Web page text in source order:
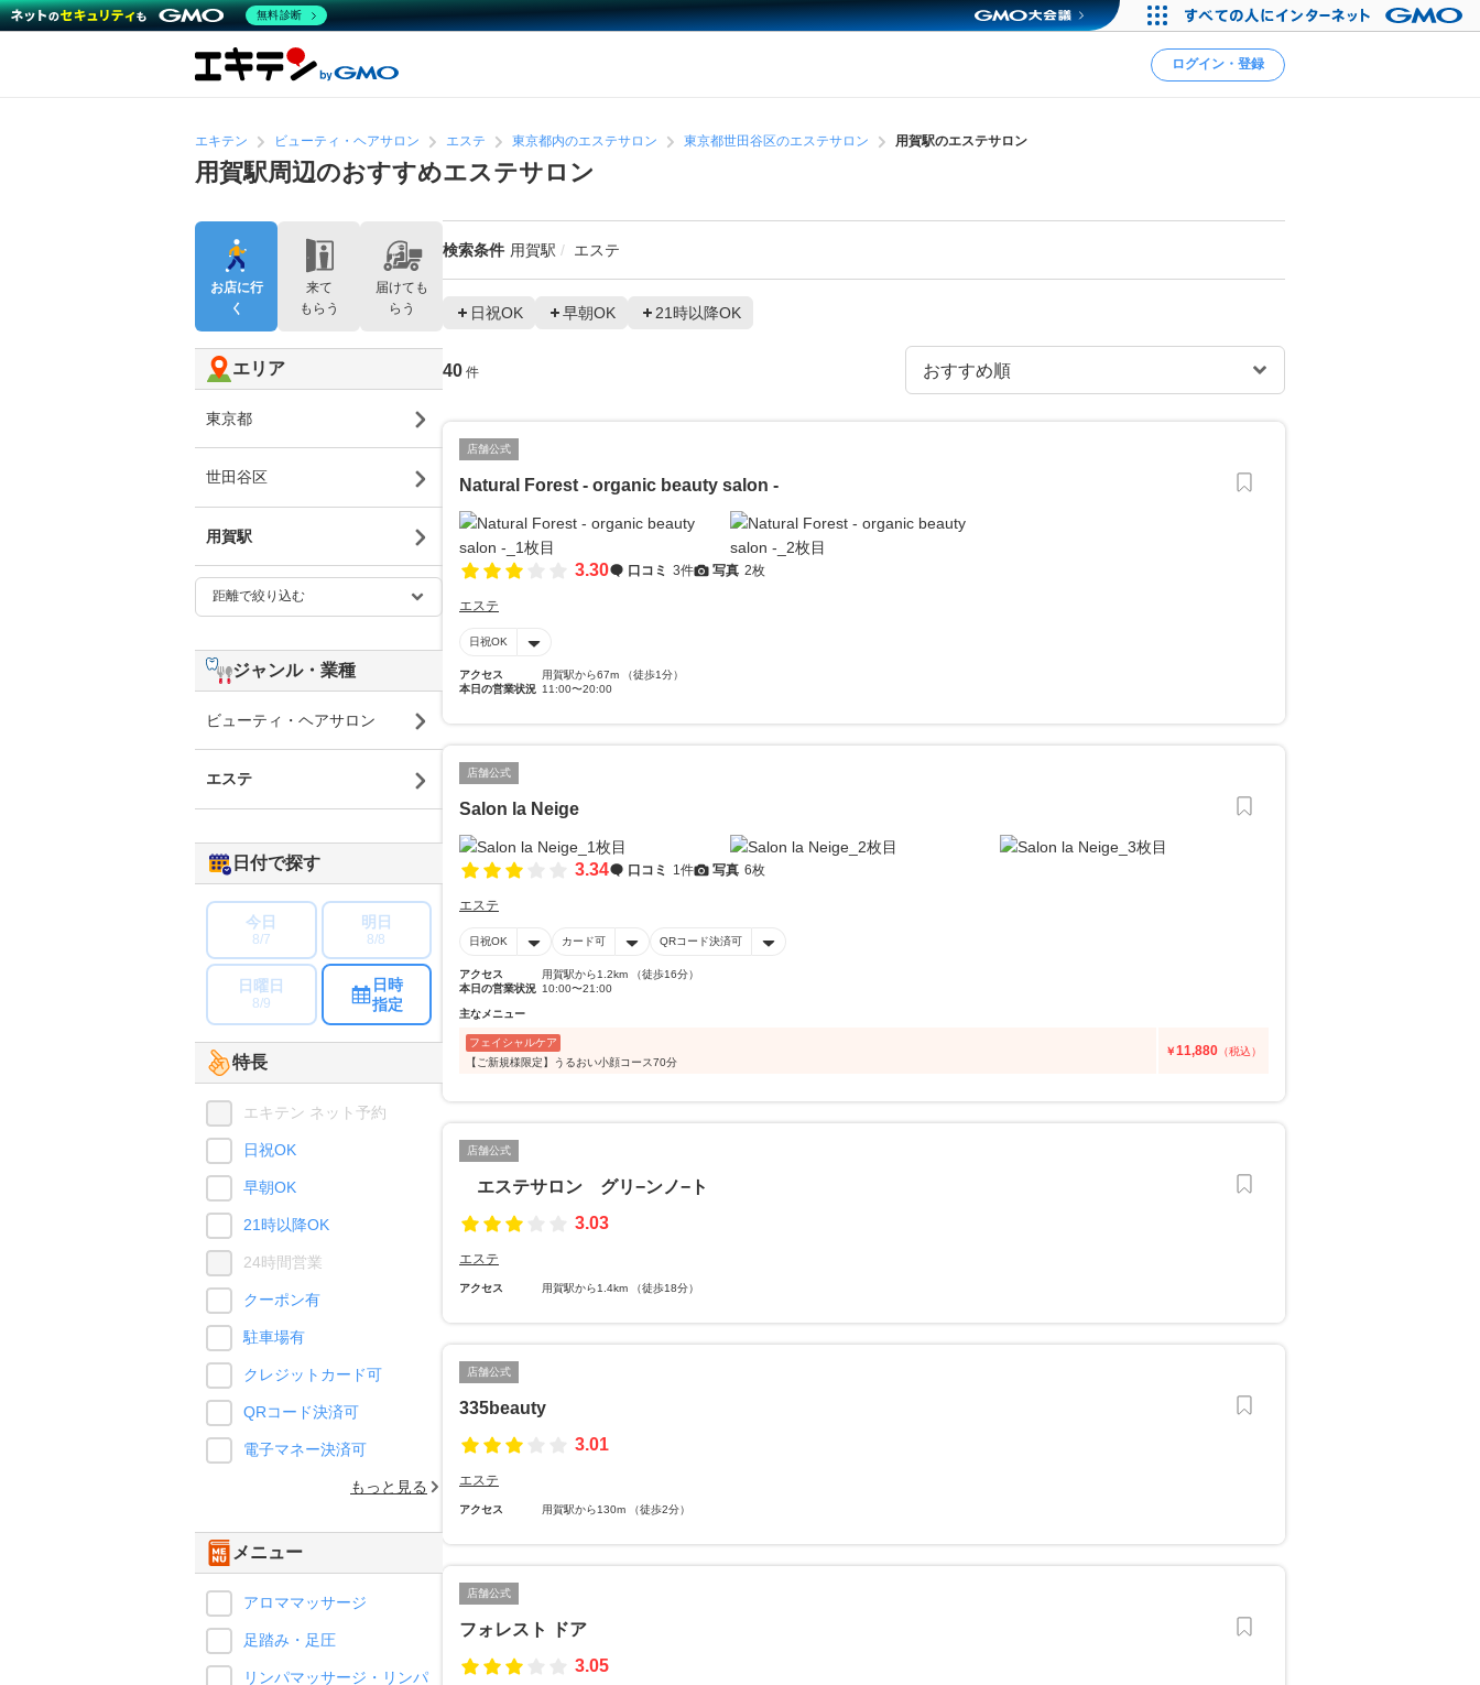
ログイン・登録
エキテン ビューティ・ヘアサロン エステ 東京都内のエステサロン 東京都世田谷区のエステサロン 用賀駅のエステサロン
用賀駅周辺のおすすめエステサロン
検索条件 用賀駅 エステ
日祝OK 早朝OK 21時以降OK
40 件
店舗公式
Natural Forest - organic beauty salon -
3.30 口コミ 3件 写真 2枚
エステ
日祝OK
アクセス
用賀駅から67m （徒歩1分）
本日の営業状況 11:00〜20:00
店舗公式
Salon la Neige
3.34 口コミ 1件 写真 6枚
エステ
日祝OK カード可 QRコード決済可
アクセス
用賀駅から1.2km （徒歩16分）
本日の営業状況 10:00〜21:00
主なメニュー
フェイシャルケア
【ご新規様限定】うるおい小顔コース70分
￥11,880 （税込）
店舗公式
エステサロン グリ−ンノ−ト
3.03
エステ
アクセス 用賀駅から1.4km （徒歩18分）
店舗公式
335beauty
3.01
エステ
アクセス 用賀駅から130m （徒歩2分）
店舗公式
フォレスト ドア
3.05
お店に行
く
来て
もらう
届けても
らう
エリア
東京都
世田谷区
用賀駅
ジャンル・業種
ビューティ・ヘアサロン
エステ
日付で探す
今日
8/7
明日
8/8
日曜日
8/9
日時
指定
特長
エキテン ネット予約
日祝OK
早朝OK
21時以降OK
24時間営業
クーポン有
駐車場有
クレジットカード可
QRコード決済可
電子マネー決済可
もっと見る
メニュー
アロママッサージ
足踏み・足圧
リンパマッサージ・リンパ
無料診断